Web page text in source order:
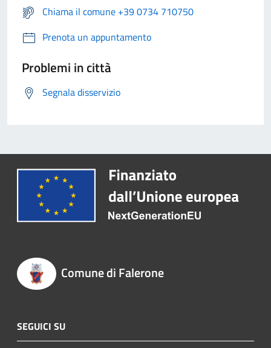
Chiama il comune +39 0734 710750
Prenota un appuntamento
Problemi in città
Segnala disservizio
Comune di Falerone
SEGUICI SU